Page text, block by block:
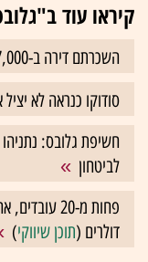
קיראו עוד
השכרתם דירה ב-7,000 שקל בחודש. כמה מס תשלמו?
סודוקו כנראה לא
לביטחון
פחות מ-20
דולרים (תוכן שיווקי)